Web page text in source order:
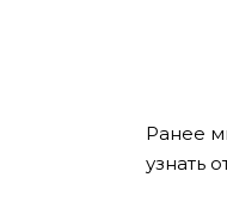
Ранее
узнать